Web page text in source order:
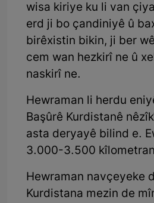
wisa kiriye ku li van
erd ji bo çandiniyê û
birêxistin bikin, ji ber
cem wan hezkirî ne û
naskirî ne.
Hewraman li herdu
Başûrê Kurdistanê
asta deryayê bilind e.
3.000-3.500
Hewraman navçeyeke
Kurdistana mezin de